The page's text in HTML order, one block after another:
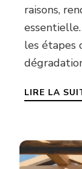
raisons,
les étapes
LIRE LA